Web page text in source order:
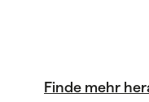
Finde mehr